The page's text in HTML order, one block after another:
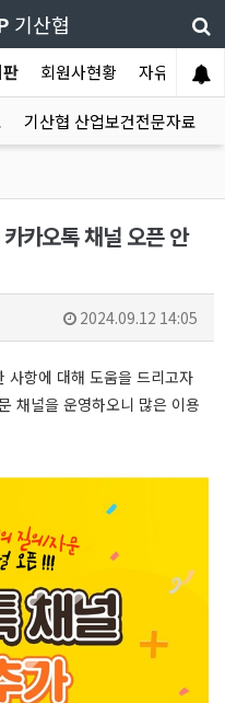
기산협
회원사현황 자유게시판
기산협 산업보건전문자료
카오톡 채널 오픈 안
2024.09.12 14:05
사항에 대해 도움을 드리고자
채널을 운영하오니 많은 이용